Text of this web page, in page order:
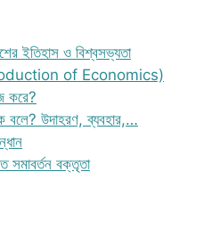
ইতিহাস ও বিশ্বসভ্যতা
of Economics)
করে?
বলে? উদাহরণ, ব্যবহার,…
সমাবর্তন বক্তৃতা